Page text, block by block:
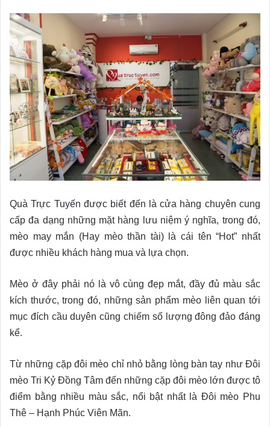
Quà Trực Tuyến được biết đến là cửa hàng chuyên cung
cấp đa dạng những mặt hàng lưu niệm ý nghĩa, trong đó,
mèo may mắn (Hay mèo thần tài) là cái tên “Hot” nhất
được nhiều khách hàng mua và lựa chọn.
Mèo ở đây phải nó là vô cùng đẹp mắt, đầy đủ màu sắc
kích thước, trong đó, những sản phẩm mèo liên quan tới
mục đích cầu duyên cũng chiếm số lượng đông đảo đáng
kể.
Từ những cặp đôi mèo chỉ nhỏ bằng lòng bàn tay như Đôi
mèo Tri Kỷ Đồng Tâm đến những cặp đôi mèo lớn được tô
điểm bằng nhiều màu sắc, nổi bật nhất là Đôi mèo Phu
Thê – Hạnh Phúc Viên Mãn.